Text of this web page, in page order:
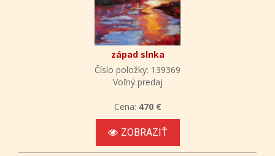
západ slnka
Číslo položky: 139369
Voľný predaj
Cena: 470 €
ZOBRAZIŤ